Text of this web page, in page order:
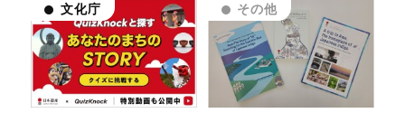
しました！
文化庁 その他